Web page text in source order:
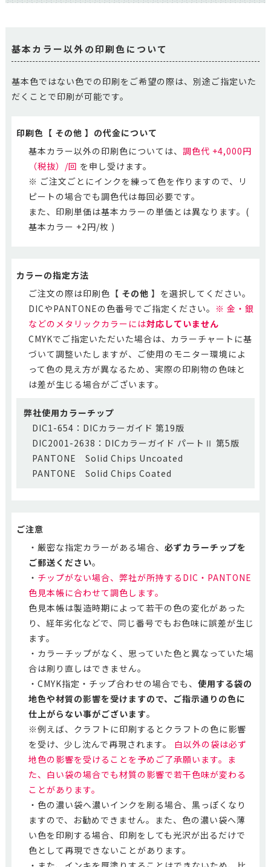
基本カラー以外の印刷色について
基本色ではない色での印刷をご希望の際は、別途ご指定いた
だくことで印刷が可能です。
印刷色【 その他 】の代金について
基本カラー以外の印刷色については、調色代 +4,000円
（税抜）/回 を申し受けます。
※ ご注文ごとにインクを練って色を作りますので、リ
ピートの場合でも調色代は毎回必要です。
また、印刷単価は基本カラーの単価とは異なります。(
基本カラー +2円/枚 )
カラーの指定方法
ご注文の際は印刷色【 その他 】を選択してください。
DICやPANTONEの色番号でご指定ください。 ※ 金・銀
などのメタリックカラーには対応していません
CMYKでご指定いただいた場合は、カラーチャートに基
づいて調整いたしますが、ご使用のモニター環境によ
って色の見え方が異なるため、実際の印刷物の色味と
は差が生じる場合がございます。
弊社使用カラーチップ
DIC1-654：DICカラーガイド 第19版
DIC2001-2638：DICカラーガイド パートⅡ 第5版
PANTONE Solid Chips Uncoated
PANTONE Solid Chips Coated
ご注意
・厳密な指定カラーがある場合、必ずカラーチップを
ご郵送ください。
・ チップがない場合、弊社が所持するDIC・PANTONE
色見本帳に合わせて調色します。
色見本帳は製造時期によって若干の色の変化があった
り、経年劣化などで、同じ番号でもお色味に誤差が生じ
ます。
・カラーチップがなく、思っていた色と異なっていた場
合は刷り直しはできません。
・CMYK指定・チップ合わせの場合でも、使用する袋の
地色や材質の影響を受けますので、ご指示通りの色に
仕上がらない事がございます。
※例えば、クラフトに印刷するとクラフトの色に影響
を受け、少し沈んで再現されます。 白以外の袋は必ず
地色の影響を受けることを予めご了承願います。ま
た、白い袋の場合でも材質の影響で若干色味が変わる
ことがあります。
・色の濃い袋へ濃いインクを刷る場合、黒っぽくなり
ますので、お勧めできません。また、色の濃い袋へ薄
い色を印刷する場合、印刷をしても光沢が出るだけで
色として再現できないことがあります。